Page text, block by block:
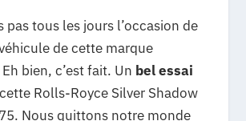
pas tous les jours l’occasion de
de cette marque
bien, c’est fait. Un bel essai
Rolls-Royce Silver Shadow
Nous quittons notre monde